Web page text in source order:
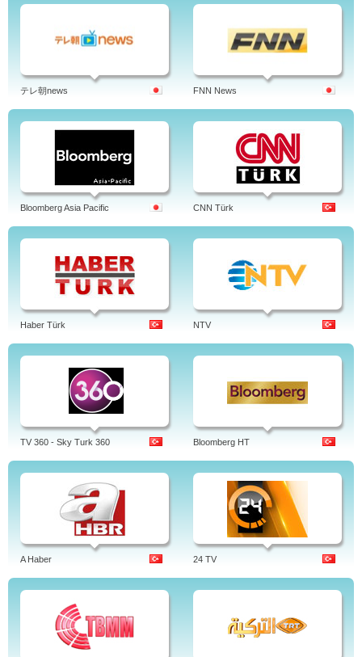
テレ朝news FNN News
Bloomberg Asia Pacific CNN Türk
Haber Türk NTV
TV 360 - Sky Turk 360 Bloomberg HT
A Haber 24 TV